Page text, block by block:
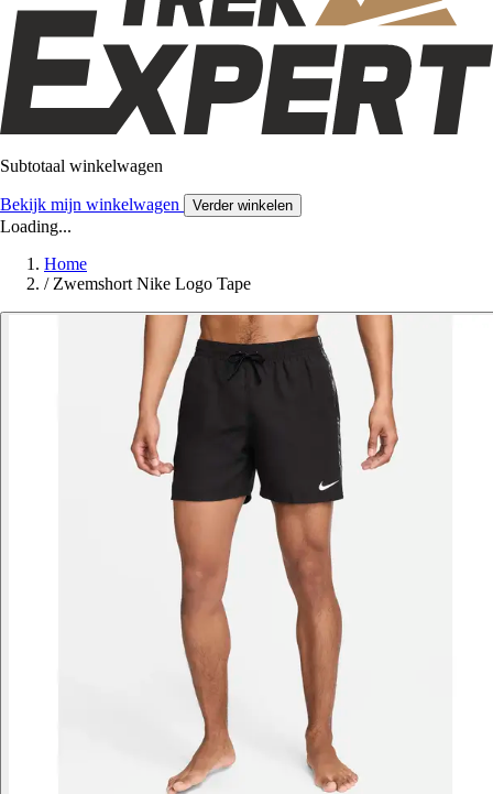
Subtotaal winkelwagen
Bekijk mijn winkelwagen Verder winkelen
Loading...
Home
/ Zwemshort Nike Logo Tape